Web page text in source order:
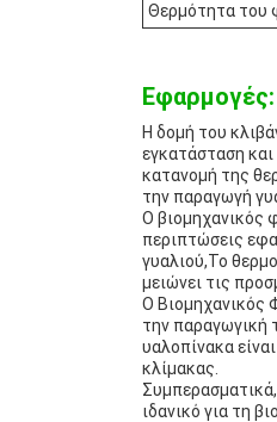
Θερμότητα του
Εφαρμογές:
Η δομή του
εγκατάσταση
κατανομή της
την παραγωγή
Ο βιομηχανικός
περιπτώσεις
γυαλιού,Το
μειώνει τις
Ο Βιομηχανικός
την παραγωγική
υαλοπίνακα
κλίμακας.
ιδανικό για τη